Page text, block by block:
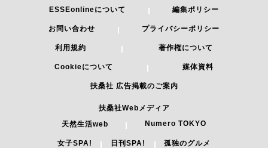
ESSEonlineについて 編集ポリシー
お問い合わせ プライバシーポリシー
利用規約 著作権について
Cookieについて 媒体資料
扶桑社 広告掲載のご案内
扶桑社Webメディア
天然生活web
Numero TOKYO
女子SPA! 日刊SPA! 孤独のグルメ